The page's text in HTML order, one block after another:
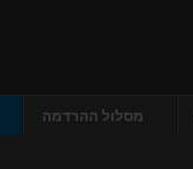
מסלול ההרדמה